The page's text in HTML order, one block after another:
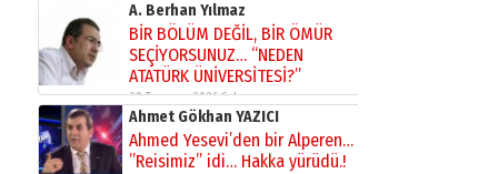
A. Berhan Yılmaz
BİR BÖLÜM DEĞİL, BİR ÖMÜR
SEÇİYORSUNUZ… “NEDEN
ATATÜRK ÜNİVERSİTESİ?”
28 Temmuz 2026 Salı
Ahmet Gökhan YAZICI
Ahmed Yesevi’den bir Alperen…
”Reisimiz” idi… Hakka yürüdü.!